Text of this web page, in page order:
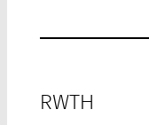
RWTH